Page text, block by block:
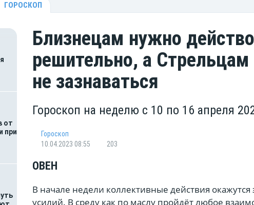
ГОРОСКОП
от
при
Близнецам нужно
решительно, а
не зазнаваться
Гороскоп на неделю с 10 по 16 апреля
Гороскоп
10.04.2023 08:55
203
ОВЕН
В начале недели коллективные действия
усилий. В среду как по маслу пройдёт любое